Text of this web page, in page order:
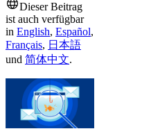
Dieser Beitrag
ist auch verfügbar
in English, Español,
Français, 日本語
und 简体中文.